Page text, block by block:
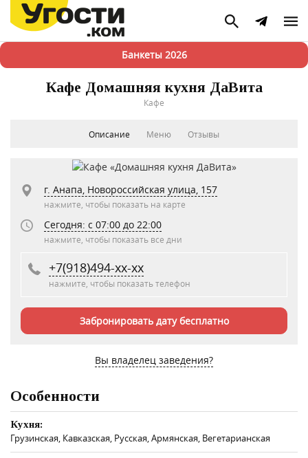
Банкеты 2026
Кафе Домашняя кухня ДаВита
Кафе
Описание Меню Отзывы
г. Анапа, Новороссийская улица, 157
нажмите, чтобы показать на карте
Сегодня: c 07:00 до 22:00
нажмите, чтобы показать все дни
+7(918)494-xx-xx
нажмите, чтобы показать телефон
Забронировать дату бесплатно
Вы владелец заведения?
Особенности
Кухня:
Грузинская, Кавказская, Русская, Армянская, Вегетарианская